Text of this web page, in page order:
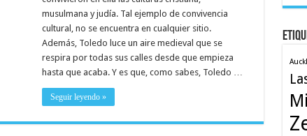
musulmana y judía. Tal ejemplo de convivencia
cultural, no se encuentra en cualquier sitio.
Además, Toledo luce un aire medieval que se
respira por todas sus calles desde que empieza
hasta que acaba. Y es que, como sabes, Toledo …
Seguir leyendo »